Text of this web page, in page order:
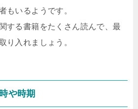
もいるようです。
する書籍をたくさん読んで、最
り入れましょう。
や時期